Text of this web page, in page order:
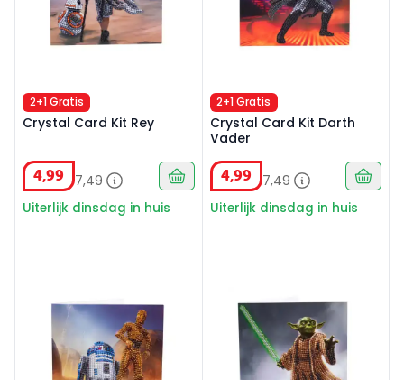
2+1 Gratis
Crystal Card Kit Rey
4,99 7,49
Uiterlijk dinsdag in huis
2+1 Gratis
Crystal Card Kit Darth
Vader
4,99 7,49
Uiterlijk dinsdag in huis